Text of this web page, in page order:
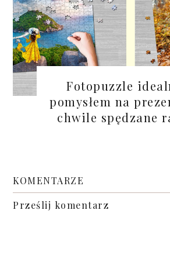
Fotopuzzle
pomysłem na
chwile spędzane
KOMENTARZE
Prześlij komentarz